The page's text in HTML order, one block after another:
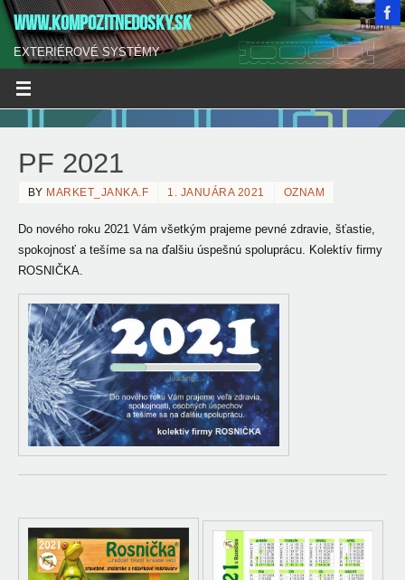
WWW.KOMPOZITNEDOSKY.SK
EXTERIÉROVÉ SYSTÉMY
PF 2021
BY MARKET_JANKA.F 1. JANUÁRA 2021 OZNAM
Do nového roku 2021 Vám všetkým prajeme pevné zdravie, šťastie,
spokojnosť a tešíme sa na ďalšiu úspešnú spoluprácu. Kolektív firmy
ROSNIČKA.